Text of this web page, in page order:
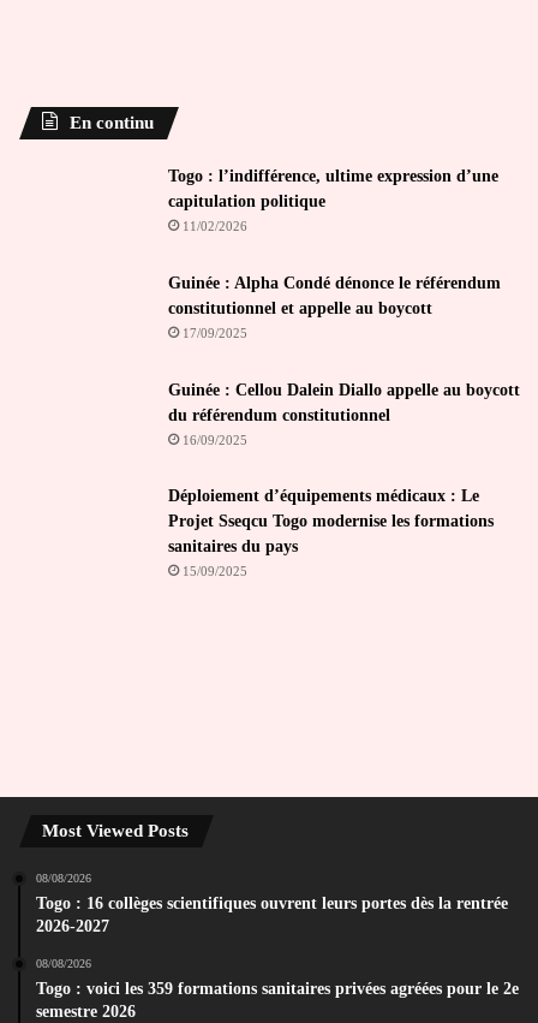
En continu
Togo : l’indifférence, ultime expression d’une
capitulation politique
11/02/2026
Guinée : Alpha Condé dénonce le référendum
constitutionnel et appelle au boycott
17/09/2025
Guinée : Cellou Dalein Diallo appelle au boycott
du référendum constitutionnel
16/09/2025
Déploiement d’équipements médicaux : Le
Projet Sseqcu Togo modernise les formations
sanitaires du pays
15/09/2025
Most Viewed Posts
08/08/2026
Togo : 16 collèges scientifiques ouvrent leurs portes dès la rentrée
2026-2027
08/08/2026
Togo : voici les 359 formations sanitaires privées agréées pour le 2e
semestre 2026